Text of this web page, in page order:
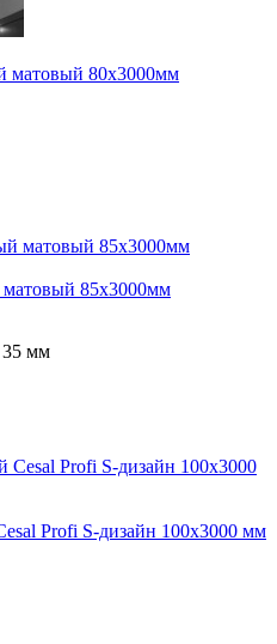
матовый 80x3000мм
85х3000мм
35 мм
Profi S-дизайн 100x3000 мм